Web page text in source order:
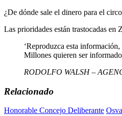
¿De dónde sale el dinero para el
Las prioridades están trastocadas
‘Reproduzca esta
Millones quieren ser
RODOLFO WALSH –
Relacionado
Honorable Concejo Deliberante